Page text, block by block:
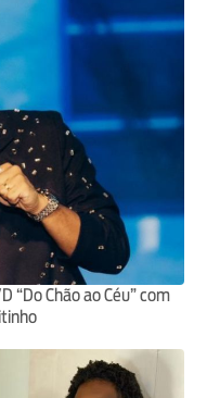
“Do Chão ao Céu” com